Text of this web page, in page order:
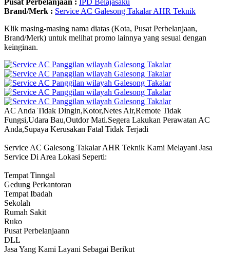
Brand/Merk : Service AC Galesong Takalar AHR Teknik
Klik masing-masing nama diatas (Kota, Pusat Perbelanjaan,
Brand/Merk) untuk melihat promo lainnya yang sesuai dengan
keinginan.
AC Anda Tidak Dingin,Kotor,Netes Air,Remote Tidak
Fungsi,Udara Bau,Outdor Mati.Segera Lakukan Perawatan AC
Anda,Supaya Kerusakan Fatal Tidak Terjadi
Service AC Galesong Takalar AHR Teknik Kami Melayani Jasa
Service Di Area Lokasi Seperti:
Tempat Tinngal
Gedung Perkantoran
Tempat Ibadah
Sekolah
Rumah Sakit
Ruko
Pusat Perbelanjaann
DLL
Jasa Yang Kami Layani Sebagai Berikut